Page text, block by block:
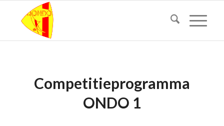
Competitieprogramma
ONDO 1